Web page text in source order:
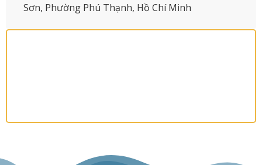
Sơn, Phường Phú Thạnh, Hồ Chí Minh